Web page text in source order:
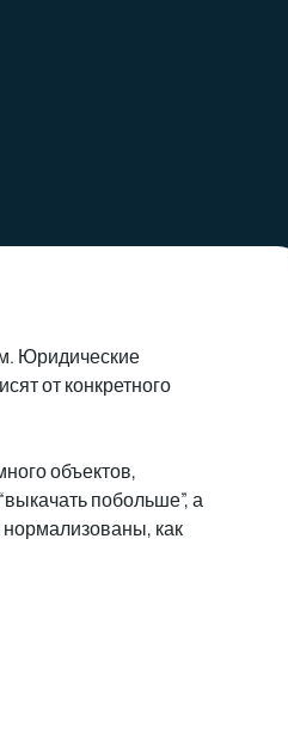
Юридические
от конкретного
объектов,
побольше”, а
нормализованы, как